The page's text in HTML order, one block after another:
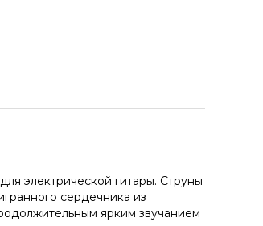
электрической гитары. Струны
сердечника из
ярким звучанием